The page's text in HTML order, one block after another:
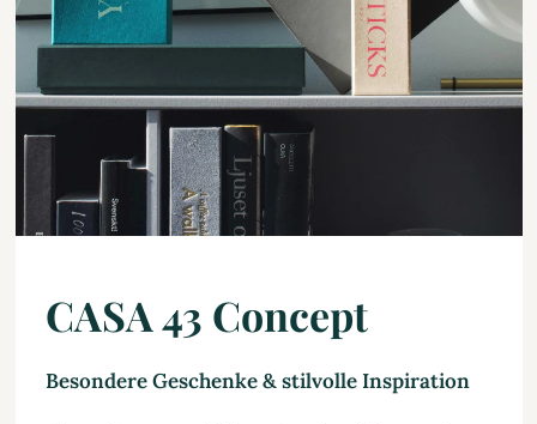
CASA 43 Concept
Besondere Geschenke & stilvolle Inspiration